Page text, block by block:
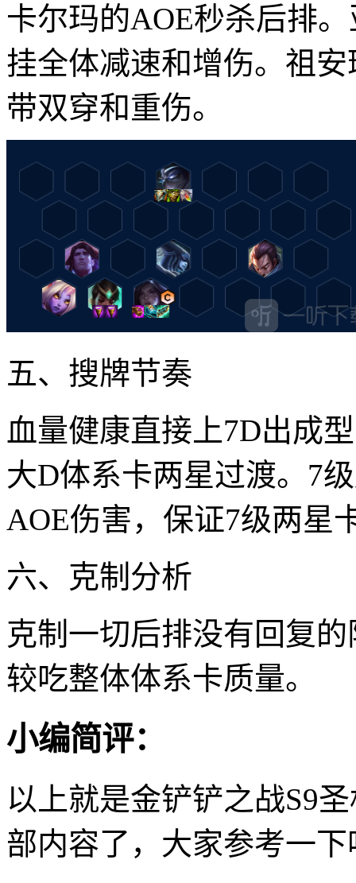
卡尔玛的AOE秒杀后排
挂全体减速和增伤。祖
带双穿和重伤。
五、搜牌节奏
血量健康直接上7D出成
大D体系卡两星过渡。7
AOE伤害，保证7级两星
六、克制分析
克制一切后排没有回复
较吃整体体系卡质量。
小编简评：
以上就是金铲铲之战S9
部内容了，大家参考一下